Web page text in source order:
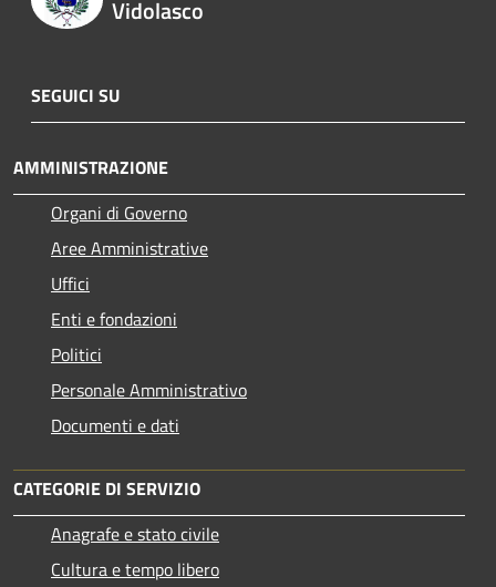
Vidolasco
SEGUICI SU
AMMINISTRAZIONE
Organi di Governo
Aree Amministrative
Uffici
Enti e fondazioni
Politici
Personale Amministrativo
Documenti e dati
CATEGORIE DI SERVIZIO
Anagrafe e stato civile
Cultura e tempo libero